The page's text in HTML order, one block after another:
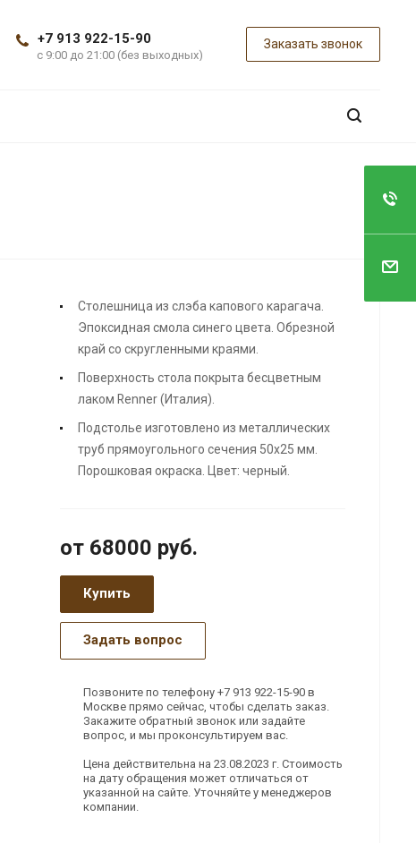
+7 913 922-15-90
с 9:00 до 21:00 (без выходных)
Заказать звонок
Столешница из слэба капового карагача.
Эпоксидная смола синего цвета. Обрезной
край со скругленными краями.
Поверхность стола покрыта бесцветным
лаком Renner (Италия).
Подстолье изготовлено из металлических
труб прямоугольного сечения 50х25 мм.
Порошковая окраска. Цвет: черный.
от 68000 руб.
Купить
Задать вопрос
Позвоните по телефону +7 913 922-15-90 в
Москве прямо сейчас, чтобы сделать заказ.
Закажите обратный звонок или задайте
вопрос, и мы проконсультируем вас.
Цена действительна на 23.08.2023 г. Стоимость
на дату обращения может отличаться от
указанной на сайте. Уточняйте у менеджеров
компании.